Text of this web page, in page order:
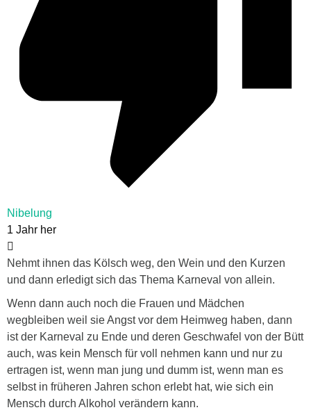
Nibelung
1 Jahr her
Nehmt ihnen das Kölsch weg, den Wein und den Kurzen
und dann erledigt sich das Thema Karneval von allein.
Wenn dann auch noch die Frauen und Mädchen
wegbleiben weil sie Angst vor dem Heimweg haben, dann
ist der Karneval zu Ende und deren Geschwafel von der Bütt
auch, was kein Mensch für voll nehmen kann und nur zu
ertragen ist, wenn man jung und dumm ist, wenn man es
selbst in früheren Jahren schon erlebt hat, wie sich ein
Mensch durch Alkohol verändern kann.